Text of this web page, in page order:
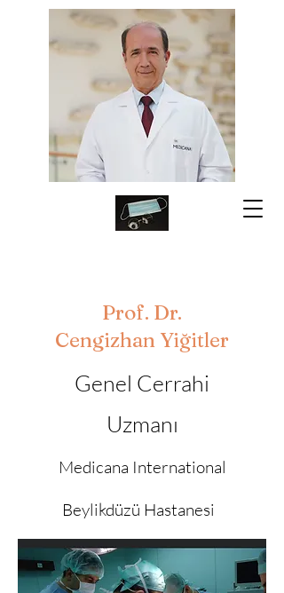
Genel Cerrahi
Uzmanı
Medicana International
Beylikdüzü Hastanesi
Prof. Dr.
Cengizhan Yiğitler